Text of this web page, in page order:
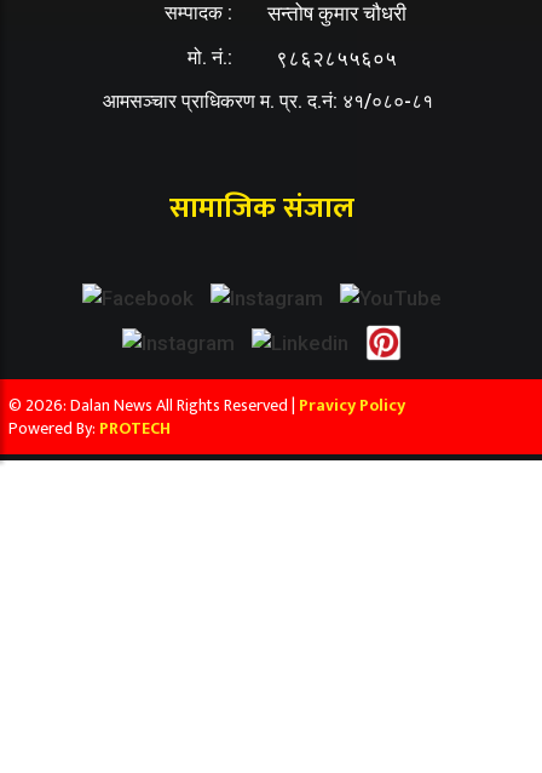
सम्पादक : सन्तोष कुमार चौधरी
मो. नं.: ९८६२८५५६०५
आमसञ्चार प्राधिकरण म. प्र. द.नं: ४१/०८०-८१
सामाजिक संजाल
© 2026: Dalan News All Rights Reserved | Pravicy Policy
Powered By: PROTECH